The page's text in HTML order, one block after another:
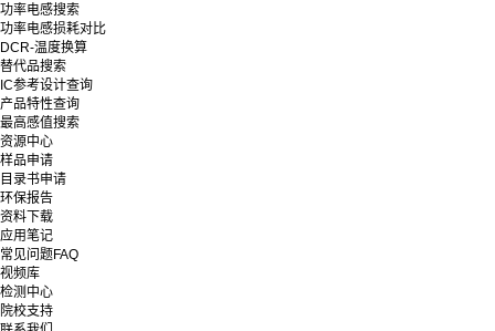
功率电感搜索
功率电感损耗对比
DCR-温度换算
替代品搜索
IC参考设计查询
产品特性查询
最高感值搜索
资源中心
样品申请
目录书申请
环保报告
资料下载
应用笔记
常见问题FAQ
视频库
检测中心
院校支持